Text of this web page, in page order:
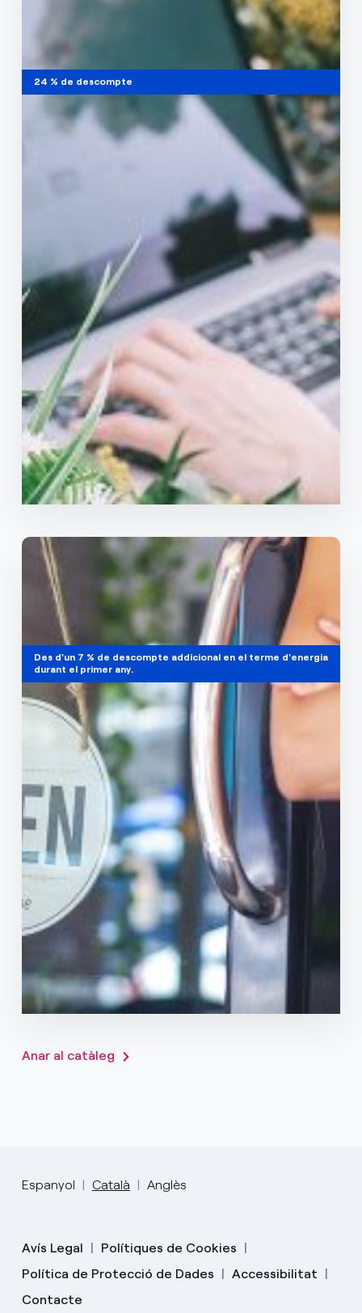
24 % de descompte
Preu estable tot el dia
Tempo 24h
Per a tarifes d’accés 2.0TD i potència ≤15 kW.
La preferida dels autònoms i PIMES.
Les 24h del dia tots els dies de l’any.
Contracta online
Et truquem
Veure més
Des d'un 7 % de descompte addicional en el terme d'energia
durant el primer any.
Tria l'estalvi més gran
Tarifa Open Empreses
Amb la tarifa Open obtens el millor preu
d'electricitat i tries les hores d'estalvi adaptant-
les als teus hàbits de consum.
Des d'un 7 % de descompte addicional en el terme
d'energia durant el primer any.
Contractar ara
Veure més
Anar al catàleg
Espanyol Català Anglès
Avís Legal
Polítiques de Cookies
Política de Protecció de Dades
Accessibilitat
Contacte